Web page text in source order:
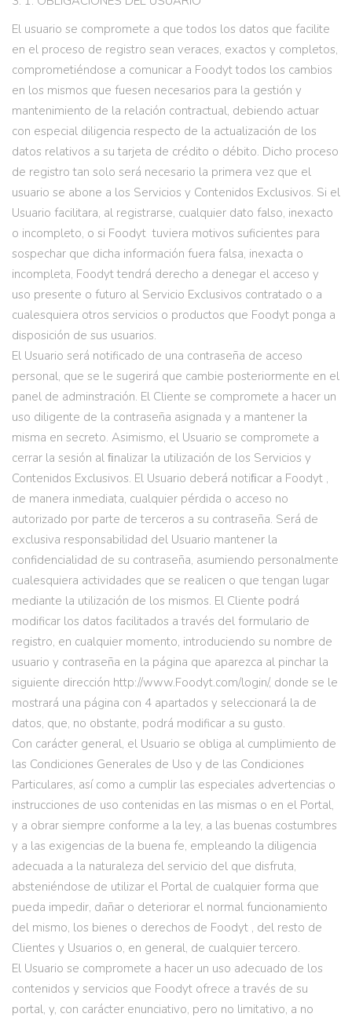
El usuario se compromete a que todos los datos que facilite
en el proceso de registro sean veraces, exactos y completos,
comprometiéndose a comunicar a Foodyt todos los cambios
en los mismos que fuesen necesarios para la gestión y
mantenimiento de la relación contractual, debiendo actuar
con especial diligencia respecto de la actualización de los
datos relativos a su tarjeta de crédito o débito. Dicho proceso
de registro tan solo será necesario la primera vez que el
usuario se abone a los Servicios y Contenidos Exclusivos. Si el
Usuario facilitara, al registrarse, cualquier dato falso, inexacto
o incompleto, o si Foodyt tuviera motivos suficientes para
sospechar que dicha información fuera falsa, inexacta o
incompleta, Foodyt tendrá derecho a denegar el acceso y
uso presente o futuro al Servicio Exclusivos contratado o a
cualesquiera otros servicios o productos que Foodyt ponga a
disposición de sus usuarios.
El Usuario será notificado de una contraseña de acceso
personal, que se le sugerirá que cambie posteriormente en el
panel de adminstración. El Cliente se compromete a hacer un
uso diligente de la contraseña asignada y a mantener la
misma en secreto. Asimismo, el Usuario se compromete a
cerrar la sesión al ﬁnalizar la utilización de los Servicios y
Contenidos Exclusivos. El Usuario deberá notiﬁcar a Foodyt ,
de manera inmediata, cualquier pérdida o acceso no
autorizado por parte de terceros a su contraseña. Será de
exclusiva responsabilidad del Usuario mantener la
confidencialidad de su contraseña, asumiendo personalmente
cualesquiera actividades que se realicen o que tengan lugar
mediante la utilización de los mismos. El Cliente podrá
modificar los datos facilitados a través del formulario de
registro, en cualquier momento, introduciendo su nombre de
usuario y contraseña en la página que aparezca al pinchar la
siguiente dirección http://www.Foodyt.com/login/, donde se le
mostrará una página con 4 apartados y seleccionará la de
datos, que, no obstante, podrá modificar a su gusto.
Con carácter general, el Usuario se obliga al cumplimiento de
las Condiciones Generales de Uso y de las Condiciones
Particulares, así como a cumplir las especiales advertencias o
instrucciones de uso contenidas en las mismas o en el Portal,
y a obrar siempre conforme a la ley, a las buenas costumbres
y a las exigencias de la buena fe, empleando la diligencia
adecuada a la naturaleza del servicio del que disfruta,
absteniéndose de utilizar el Portal de cualquier forma que
pueda impedir, dañar o deteriorar el normal funcionamiento
del mismo, los bienes o derechos de Foodyt , del resto de
Clientes y Usuarios o, en general, de cualquier tercero.
El Usuario se compromete a hacer un uso adecuado de los
contenidos y servicios que Foodyt ofrece a través de su
portal, y, con carácter enunciativo, pero no limitativo, a no